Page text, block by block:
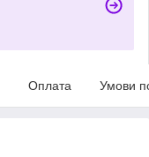
Оплата Умови